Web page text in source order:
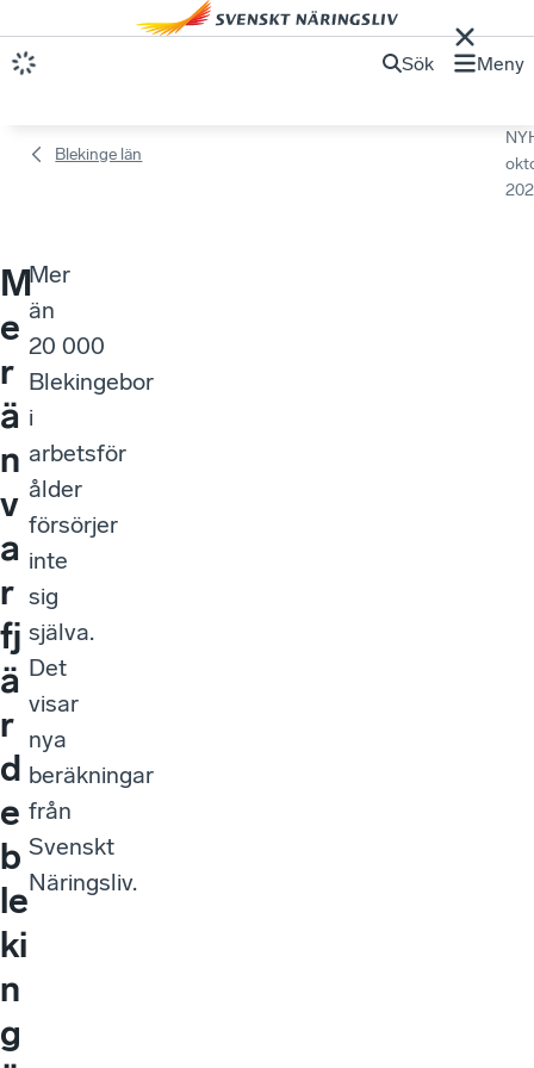
Sök Meny
Blekinge län
M
e
r
ä
n
v
a
r
fj
ä
r
d
e
b
le
ki
n
g
Mer
än
20 000
Blekingebor
i
arbetsför
ålder
försörjer
inte
sig
själva.
Det
visar
nya
beräkningar
från
Svenskt
Näringsliv.